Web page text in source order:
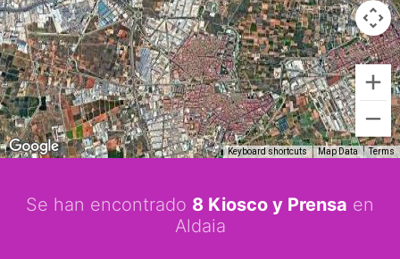
Keyboard shortcuts Map Data Terms
Se han encontrado 8 Kiosco y Prensa en
Aldaia